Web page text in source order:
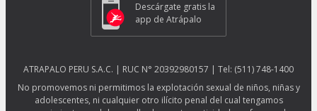
Descárgate gratis la
app de Atrápalo
ATRAPALO PERU S.A.C. | RUC N° 20392980157 | Tel: (511) 748-1400
No promovemos ni permitimos la explotación sexual de niños, niñas y
adolescentes, ni cualquier otro ilícito penal del cual tengamos